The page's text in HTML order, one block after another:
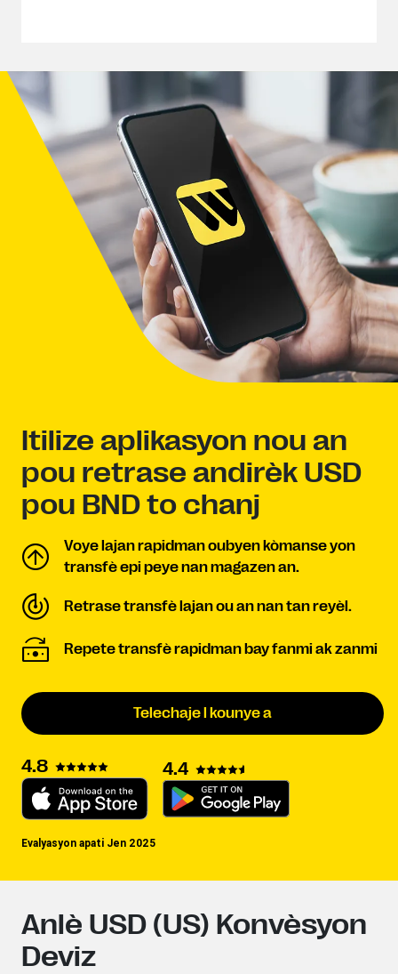
Itilize aplikasyon nou an
pou retrase andirèk USD
pou BND to chanj
Voye lajan rapidman oubyen kòmanse yon
transfè epi peye nan magazen an.
Retrase transfè lajan ou an nan tan reyèl.
Repete transfè rapidman bay fanmi ak zanmi
Telechaje l kounye a
4.8 4.4
Evalyasyon apati Jen 2025
Anlè USD (US) Konvèsyon
Deviz